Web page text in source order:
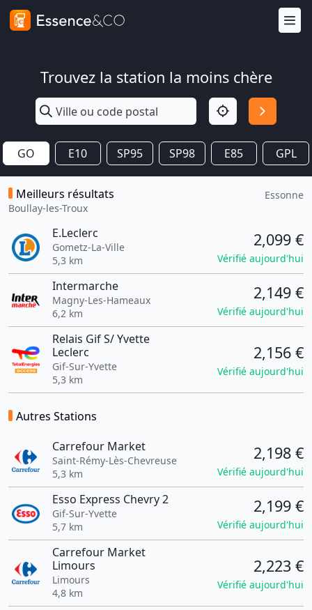
Trouvez la station la moins chère
GO E10 SP95 SP98 E85 GPL
Meilleurs résultats
Boullay-les-Troux
Essonne
E.Leclerc
Gometz-La-Ville
5,3 km
2,099 €
Vérifié aujourd'hui
Intermarche
Magny-Les-Hameaux
6,2 km
2,149 €
Vérifié aujourd'hui
Relais Gif S/ Yvette
Leclerc
Gif-Sur-Yvette
5,3 km
2,156 €
Vérifié aujourd'hui
Autres Stations
Carrefour Market
Saint-Rémy-Lès-Chevreuse
5,3 km
2,198 €
Vérifié aujourd'hui
Esso Express Chevry 2
Gif-Sur-Yvette
5,7 km
2,199 €
Vérifié aujourd'hui
Carrefour Market
Limours
Limours
4,8 km
2,223 €
Vérifié aujourd'hui